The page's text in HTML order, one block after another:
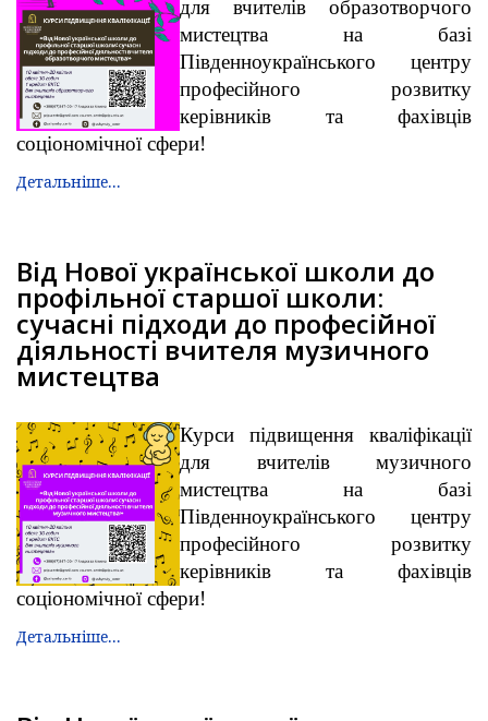
для вчителів образотворчого
мистецтва на базі
Південноукраїнського центру
професійного розвитку
керівників та фахівців
соціономічної сфери!
Детальніше...
Від Нової української школи до
профільної старшої школи:
сучасні підходи до професійної
діяльності вчителя музичного
мистецтва
Курси підвищення кваліфікації
для вчителів музичного
мистецтва на базі
Південноукраїнського центру
професійного розвитку
керівників та фахівців
соціономічної сфери!
Детальніше...